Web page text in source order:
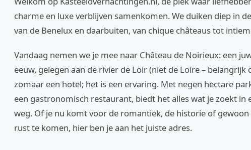
charme en luxe verblijven samenkomen. We duiken diep in
van de Benelux en daarbuiten, van chique châteaus tot
Vandaag nemen we je mee naar Château de Noirieux: een
eeuw, gelegen aan de rivier de Loir (niet de Loire – belangrijk
zomaar een hotel; het is een ervaring. Met negen hectare
een gastronomisch restaurant, biedt het alles wat je zoekt in
weg. Of je nu komt voor de romantiek, de historie of
rust te komen, hier ben je aan het juiste adres.